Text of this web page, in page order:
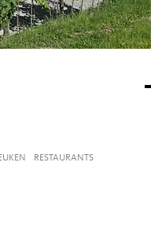
RESTAURANTS